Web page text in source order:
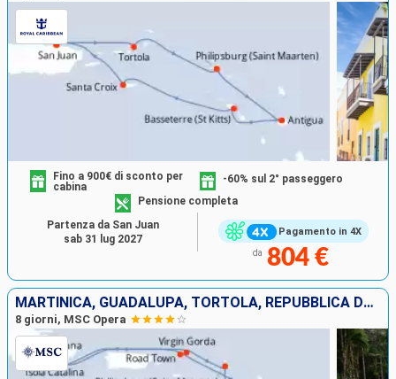
Pagamento in 4X
Fino a 900€ di sconto per
cabina
-60% sul 2° passeggero
Pensione completa
da 804 €
Partenza da San Juan
sab 31 lug 2027
MARTINICA, GUADALUPA, TORTOLA, REPUBBLICA DOMINICANA, VIRGIN GORDA, SAINT MARTIN
8 giorni, MSC Opera